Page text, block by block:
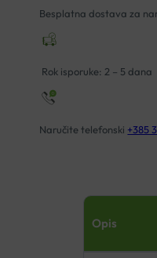
A15Besplatna dostava za
Rok isporuke: 2 – 5 dana
Naručite telefonski +385
Opis